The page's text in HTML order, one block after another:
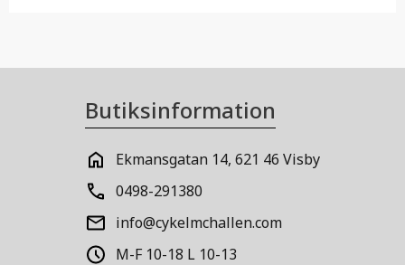
Butiksinformation
Ekmansgatan 14, 621 46 Visby
0498-291380
info@cykelmchallen.com
M-F 10-18 L 10-13